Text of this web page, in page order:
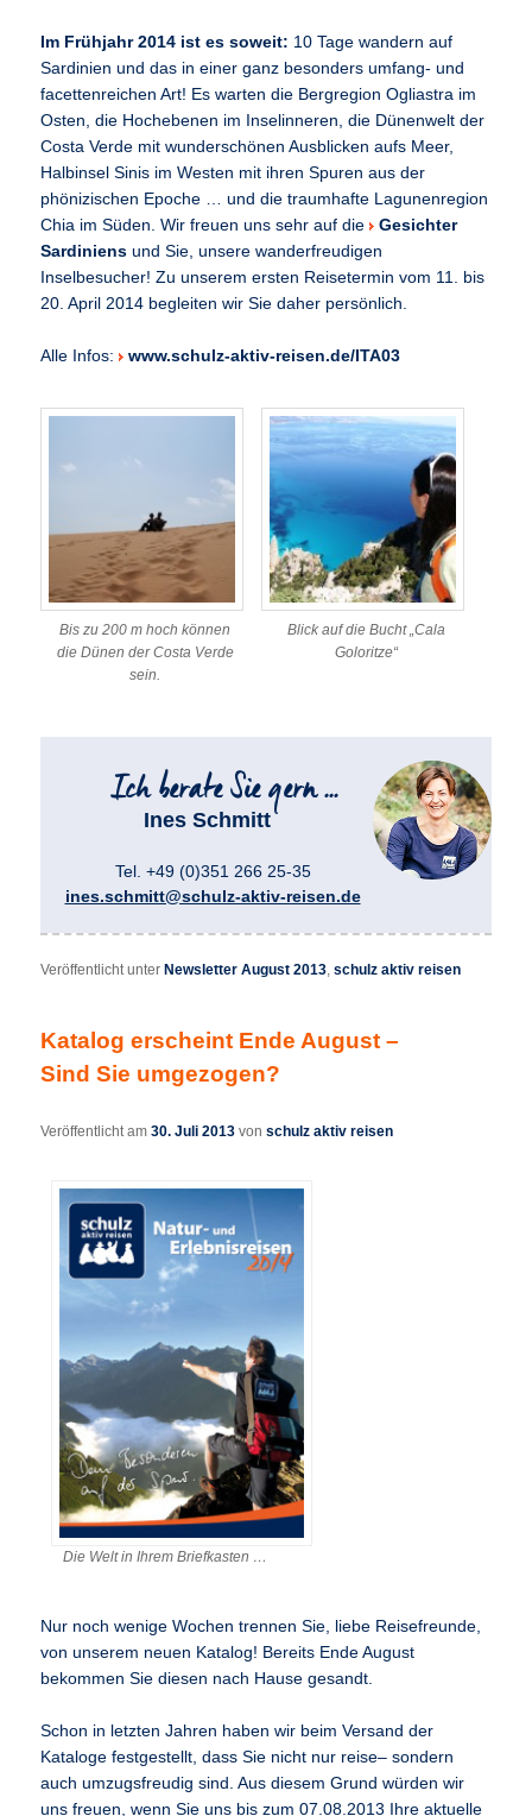
Im Frühjahr 2014 ist es soweit: 10 Tage wandern auf
Sardinien und das in einer ganz besonders umfang- und
facettenreichen Art! Es warten die Bergregion Ogliastra im
Osten, die Hochebenen im Inselinneren, die Dünenwelt der
Costa Verde mit wunderschönen Ausblicken aufs Meer,
Halbinsel Sinis im Westen mit ihren Spuren aus der
phönizischen Epoche … und die traumhafte Lagunenregion
Chia im Süden. Wir freuen uns sehr auf die Gesichter
Sardiniens und Sie, unsere wanderfreudigen
Inselbesucher! Zu unserem ersten Reisetermin vom 11. bis
20. April 2014 begleiten wir Sie daher persönlich.
Alle Infos: www.schulz-aktiv-reisen.de/ITA03
Bis zu 200 m hoch können
die Dünen der Costa Verde
sein.
Blick auf die Bucht „Cala
Goloritze“
Ines Schmitt
Tel. +49 (0)351 266 25-35
ines.schmitt@schulz-aktiv-reisen.de
Veröffentlicht unter Newsletter August 2013 ,schulz aktiv reisen
Katalog erscheint Ende August –
Sind Sie umgezogen?
Veröffentlicht am30. Juli 2013 vonschulz aktiv reisen
Die Welt in Ihrem Briefkasten …
Nur noch wenige Wochen trennen Sie, liebe Reisefreunde,
von unserem neuen Katalog! Bereits Ende August
bekommen Sie diesen nach Hause gesandt.
Schon in letzten Jahren haben wir beim Versand der
Kataloge festgestellt, dass Sie nicht nur reise– sondern
auch umzugsfreudig sind. Aus diesem Grund würden wir
uns freuen, wenn Sie uns bis zum 07.08.2013 Ihre aktuelle